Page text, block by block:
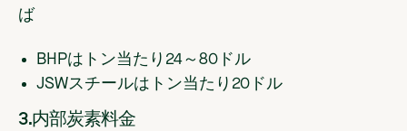
ば
BHPはトン当たり24～80ドル
JSWスチールはトン当たり20ドル
3.内部炭素料金